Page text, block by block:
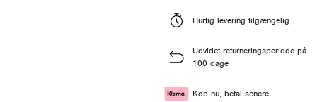
Hurtig levering tilgængelig
Udvidet returneringsperiode på
100 dage
Køb nu, betal senere.